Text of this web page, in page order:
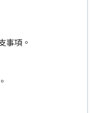
事項。